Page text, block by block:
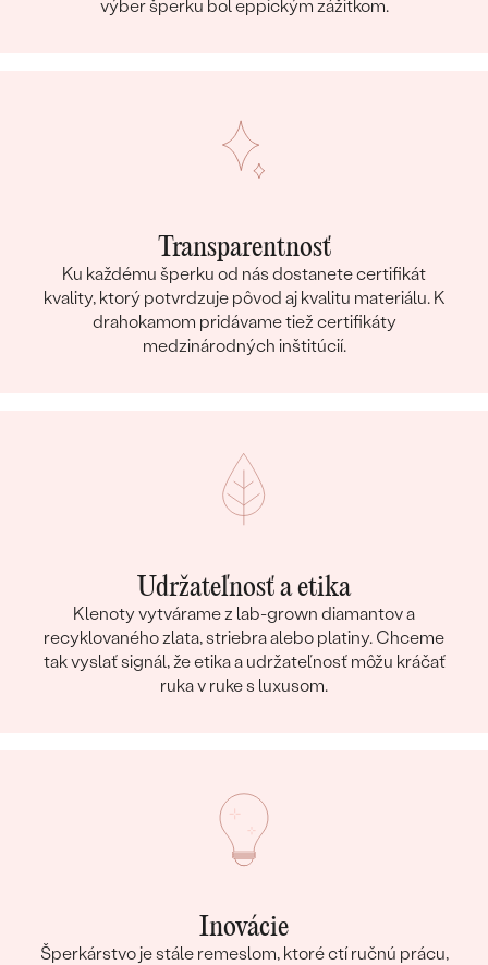
výber šperku bol eppickým zážitkom.
Transparentnosť
Ku každému šperku od nás dostanete certifikát
kvality, ktorý potvrdzuje pôvod aj kvalitu materiálu. K
drahokamom pridávame tiež certifikáty
medzinárodných inštitúcií.
Udržateľnosť a etika
Klenoty vytvárame z lab-grown diamantov a
recyklovaného zlata, striebra alebo platiny. Chceme
tak vyslať signál, že etika a udržateľnosť môžu kráčať
ruka v ruke s luxusom.
Inovácie
Šperkárstvo je stále remeslom, ktoré ctí ručnú prácu,